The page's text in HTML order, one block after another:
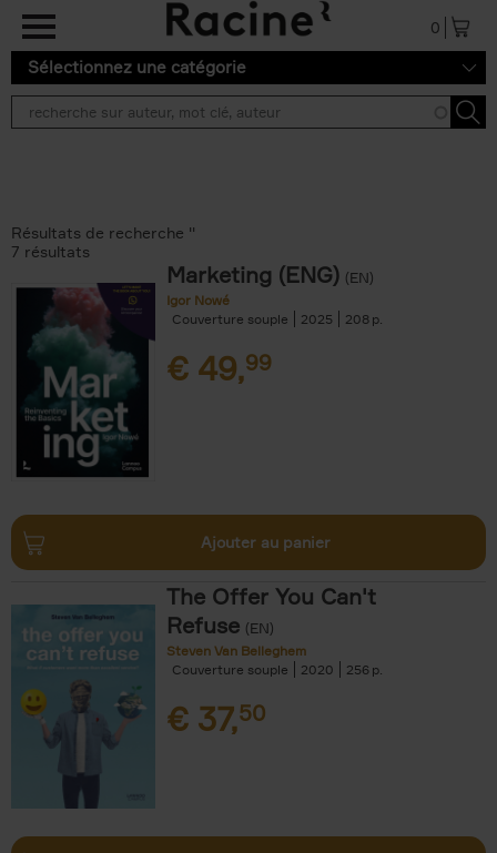
Aller au contenu principal
0
Sélectionnez une catégorie
Résultats de recherche ''
7 résultats
Marketing (ENG) (EN)
Igor Nowé
Couverture souple
2025 208
€ 49,99
Ajouter au panier
The Offer You Can't
Refuse (EN)
Steven Van Belleghem
Couverture souple
2020 256
€ 37,50